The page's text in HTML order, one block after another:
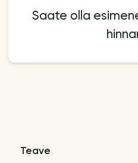
Saate olla
Teave